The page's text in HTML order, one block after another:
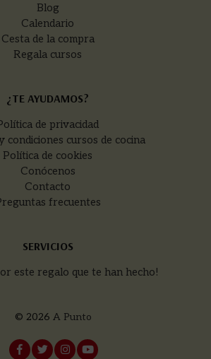
Blog
Calendario
Cesta de la compra
Regala cursos
¿TE AYUDAMOS?
de privacidad
condiciones cursos de cocina
Política de cookies
Conócenos
Contacto
frecuentes
SERVICIOS
este regalo que te han hecho!
© 2026 A Punto